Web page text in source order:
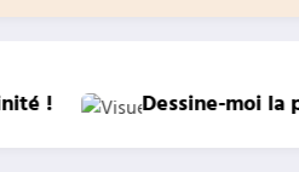
femmes dans le sport !